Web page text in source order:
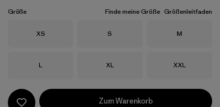
Größe Finde meine Größe Größenleitfaden
Größe
XS Größe
S Größe
M
Größe
L Größe
XL Größe
XXL
Zum Warenkorb